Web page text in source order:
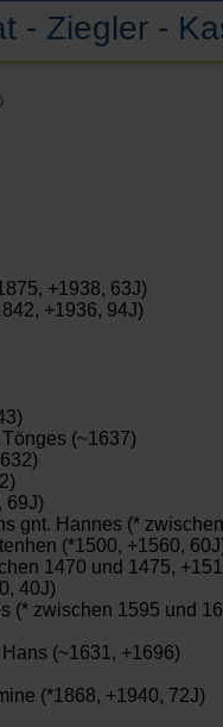
- Ziegler -
+1938, 63J)
+1936, 94J)
(~1637)
69J)
gnt. Hannes (*
(*1500, +1560,
1470 und 1475,
40J)
(* zwischen 1595 und
(~1631, +1696)
(*1868, +1940, 72J)